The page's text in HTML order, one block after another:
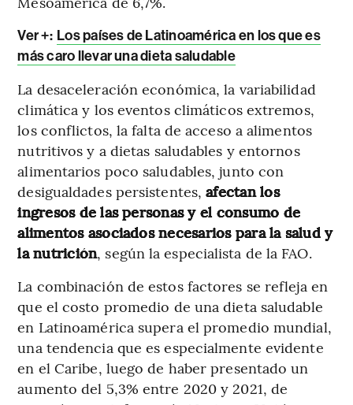
Ver +: Los países de Latinoamérica en los que es
más caro llevar una dieta saludable
La desaceleración económica, la variabilidad
climática y los eventos climáticos extremos,
los conflictos, la falta de acceso a alimentos
nutritivos y a dietas saludables y entornos
alimentarios poco saludables, junto con
desigualdades persistentes,afectan los
ingresos de las personas y el consumo de
alimentos asociados necesarios para la salud y
la nutrición, según la especialista de la FAO.
La combinación de estos factores se refleja en
que el costo promedio de una dieta saludable
en Latinoamérica supera el promedio mundial,
una tendencia que es especialmente evidente
en el Caribe, luego de haber presentado un
aumento del 5,3% entre 2020 y 2021, de